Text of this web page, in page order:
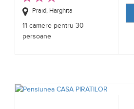
Praid, Harghita
11 camere pentru 30
persoane